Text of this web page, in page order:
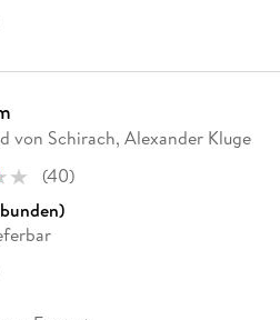
von Schirach, Alexander Kluge
(40)